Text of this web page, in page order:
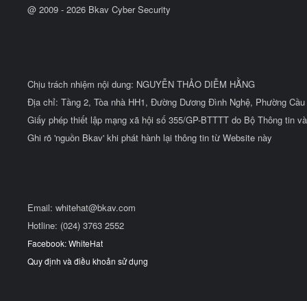
@ 2009 - 2026 Bkav Cyber Security
Chịu trách nhiệm nội dung: NGUYỄN THẢO DIỄM HẰNG
Địa chỉ: Tầng 2, Tòa nhà HH1, Đường Dương Đình Nghệ, Phường
Giấy phép thiết lập mạng xã hội số 355/GP-BTTTT do Bộ Thông tin
Ghi rõ 'nguồn Bkav' khi phát hành lại thông tin từ Website này
Email: whitehat@bkav.com
Hotline: (024) 3763 2552
Facebook: WhiteHat
Quy định và điều khoản sử dụng